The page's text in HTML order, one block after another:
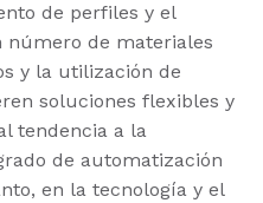
de perfiles y el
número de materiales
y la utilización de
soluciones flexibles y
tendencia a la
de automatización
en la tecnología y el